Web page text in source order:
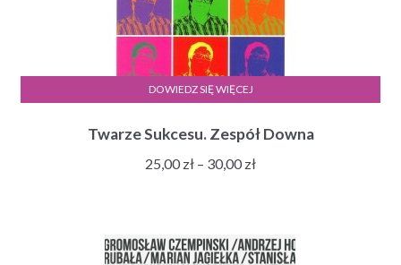
Twarze Sukcesu. Zespół Downa
25,00 zł – 30,00 złZakres
do
DOWIEDZ SIĘ WIĘCEJ